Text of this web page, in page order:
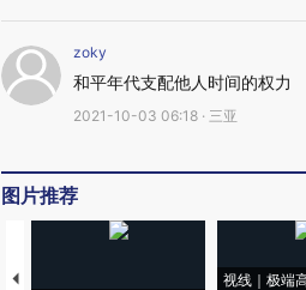
zoky
和平年代支配他人时间的权力
2021-10-03 06:18 · 三亚
图片推荐
视线｜极端